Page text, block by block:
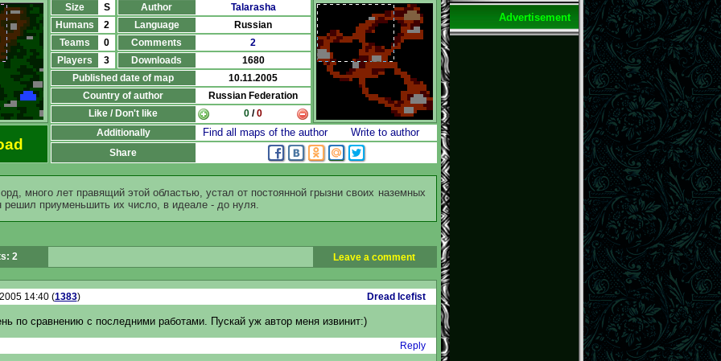
Size
S Author
Talarasha
Humans
2 Language
Russian
Teams
0 Comments
2
Players
3 Downloads
1680
Published date of map
10.11.2005
Country of author
Russian Federation
Like / Don't like
0 /0
Additionally Find all maps of the author Write to author
Share
много лет правящий этой областью, устал от постоянной грызни своих наземных
решил приуменьшить их число, в идеале - до нуля.
2 Leave a comment
14:40 (1383) Dread Icefist
по сравнению с последними работами. Пускай уж автор меня извинит:)
Reply
Advertisement